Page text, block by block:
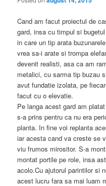
Cand am facut proiectul de
gard, insa cu timpul si
in care un tip arata
vrea sa-i arate si trompa
devenit realisti, asa ca am
metalici, cu sarma tip buzau
avut fundatie izolata, pe
facut cu o elevatie.
Pe langa acest gard am
s-a prins pentru ca nu era
planta. In fine voi replanta
iar acesta cand va creste se
viu frumos mirositor. S-a
montat portile pe role, insa
acolo.Cu ajutorul parintilor si
acest lucru fara sa mai luam